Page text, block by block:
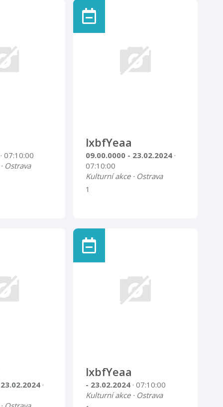
· 07:10:00
Ostrava
lxbfYeaa
09.00.0000 - 23.02.2024 ·
07:10:00
Kulturní akce · Ostrava
1
·
lxbfYeaa
- 23.02.2024 · 07:10:00
Kulturní akce · Ostrava